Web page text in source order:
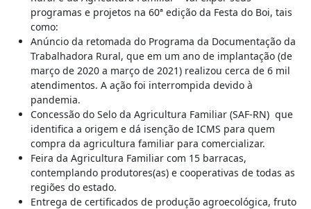
programas e projetos na 60ª edição da Festa do Boi, tais
como:
Anúncio da retomada do Programa da Documentação da
Trabalhadora Rural, que em um ano de implantação (de
março de 2020 a março de 2021) realizou cerca de 6 mil
atendimentos. A ação foi interrompida devido à
pandemia.
Concessão do Selo da Agricultura Familiar (SAF-RN) que
identifica a origem e dá isenção de ICMS para quem
compra da agricultura familiar para comercializar.
Feira da Agricultura Familiar com 15 barracas,
contemplando produtores(as) e cooperativas de todas as
regiões do estado.
Entrega de certificados de produção agroecológica, fruto